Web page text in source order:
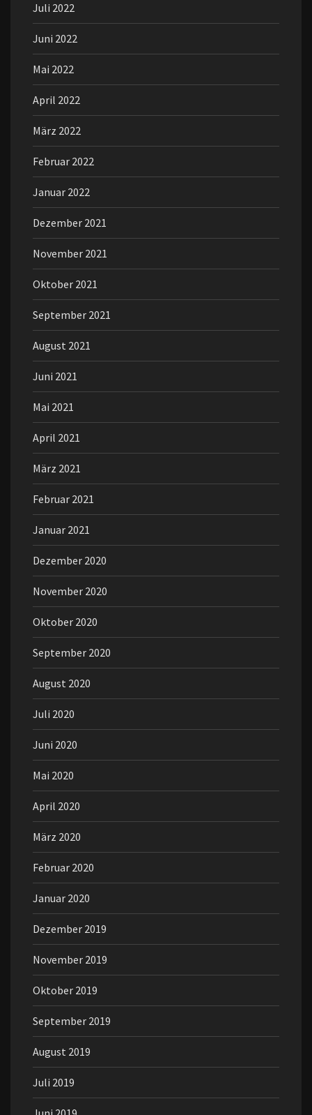
Juli 2022
Juni 2022
Mai 2022
April 2022
März 2022
Februar 2022
Januar 2022
Dezember 2021
November 2021
Oktober 2021
September 2021
August 2021
Juni 2021
Mai 2021
April 2021
März 2021
Februar 2021
Januar 2021
Dezember 2020
November 2020
Oktober 2020
September 2020
August 2020
Juli 2020
Juni 2020
Mai 2020
April 2020
März 2020
Februar 2020
Januar 2020
Dezember 2019
November 2019
Oktober 2019
September 2019
August 2019
Juli 2019